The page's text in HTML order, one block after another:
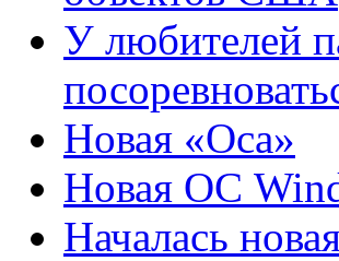
У любителей
Новая «Оса»
Новая ОС
Началась